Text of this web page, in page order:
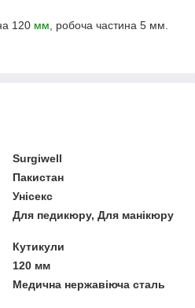
120 мм , робоча частина 5 мм.
Surgiwell
Пакистан
Унісекс
Для педикюру, Для манікюру
Кутикули
120 мм
Медична нержавіюча сталь